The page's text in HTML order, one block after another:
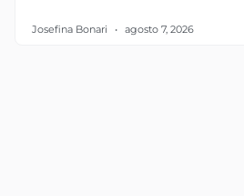
Josefina Bonari agosto 7, 2026